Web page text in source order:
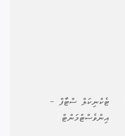
ޓެކްނިކަލް ސްޓާފް -
އިންވެސްޓްމަންޓް